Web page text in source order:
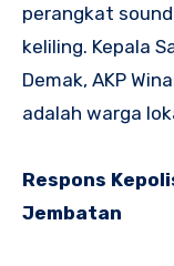
perangkat
keliling. Kepala
Demak, AKP
adalah warga
Respons
Jembatan